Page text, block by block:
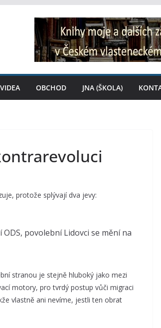
VIDEA OBCHOD JNA (ŠKOLA)
protože splývají dva jevy:
povolební Lidovci se mění na
stranou je stejně hluboký jako mezi
motory, pro tvrdý postup vůči migraci
vlastně ani nevíme, jestli ten obrat